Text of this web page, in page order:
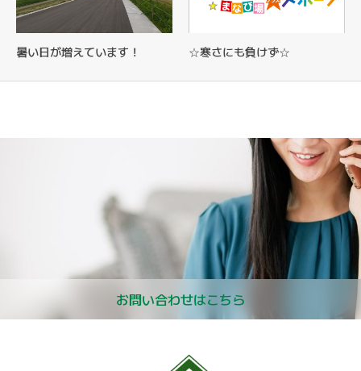
暑い日が増えています！ ☆寒さにも負けず☆
お問い合わせはこちら